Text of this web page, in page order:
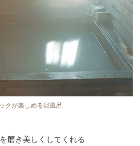
クが楽しめる泥風呂
磨き美しくしてくれる